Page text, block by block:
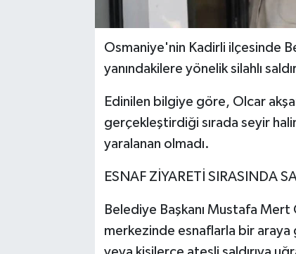
Osmaniye'nin Kadirli ilçesinde
yanındakilere yönelik silahlı
Edinilen bilgiye göre, Olcar
gerçekleştirdiği sırada seyir
yaralanan olmadı.
ESNAF ZİYARETİ SIRASINDA
Belediye Başkanı Mustafa
merkezinde esnaflarla bir araya